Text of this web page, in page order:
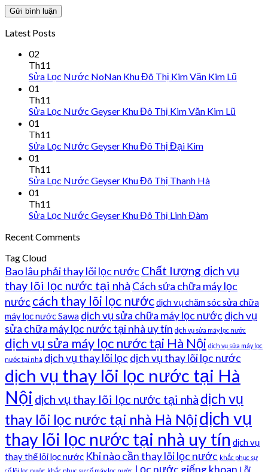
Latest Posts
02
Th11
Sửa Lọc Nước NoNan Khu Đô Thị Kim Văn Kim Lũ
01
Th11
Sửa Lọc Nước Geyser Khu Đô Thị Kim Văn Kim Lũ
01
Th11
Sửa Lọc Nước Geyser Khu Đô Thị Đại Kim
01
Th11
Sửa Lọc Nước Geyser Khu Đô Thị Thanh Hà
01
Th11
Sửa Lọc Nước Geyser Khu Đô Thị Linh Đàm
Recent Comments
Tag Cloud
Bao lâu phải thay lõi lọc nước Chất lượng dịch vụ
thay lõi lọc nước tại nhà Cách sửa chữa máy lọc
nước cách thay lõi lọc nướcdịch vụ chăm sóc sửa chữa
máy lọc nước Sawa dịch vụ sửa chữa máy lọc nước dịch vụ
sửa chữa máy lọc nước tại nhà uy tín dịch vụ sửa máy lọc nước
dịch vụ sửa máy lọc nước tại Hà Nội dịch vụ sửa máy lọc
nước tại nhà dịch vụ thay lõi lọc dịch vụ thay lõi lọc nước
dịch vụ thay lõi lọc nước tại Hà
Nội dịch vụ thay lõi lọc nước tại nhà dịch vụ
thay lõi lọc nước tại nhà Hà Nộidịch vụ
thay lõi lọc nước tại nhà uy tín dịch vụ
thay thế lõi lọc nước Khi nào cần thay lõi lọc nước khắc phục sự
Lỗi